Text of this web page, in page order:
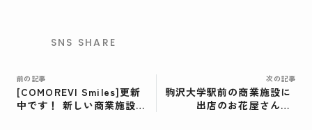
SNS SHARE
前の記事
[COMOREVI Smiles]更新
中です！ 新しい商業施設の
次の記事
駒沢大学駅前の商業施設に
出店のお花屋さん。